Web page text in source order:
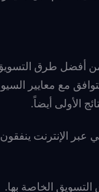
أفضل طرق
الأولى أيضاً.